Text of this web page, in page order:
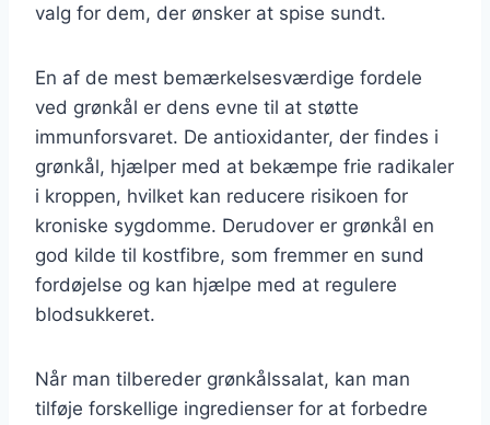
valg for dem, der ønsker at spise sundt.
En af de mest bemærkelsesværdige fordele
ved grønkål er dens evne til at støtte
immunforsvaret. De antioxidanter, der findes i
grønkål, hjælper med at bekæmpe frie radikaler
i kroppen, hvilket kan reducere risikoen for
kroniske sygdomme. Derudover er grønkål en
god kilde til kostfibre, som fremmer en sund
fordøjelse og kan hjælpe med at regulere
blodsukkeret.
Når man tilbereder grønkålssalat, kan man
tilføje forskellige ingredienser for at forbedre